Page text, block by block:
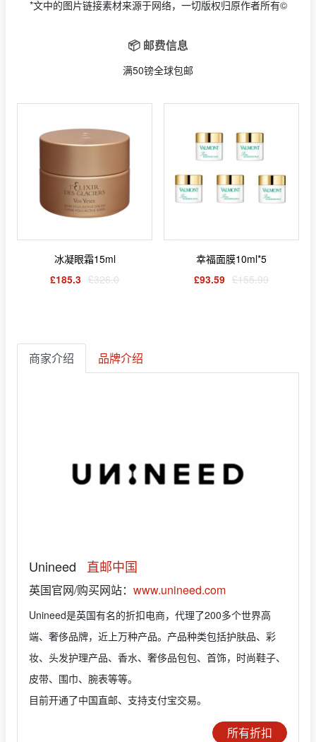
*文中的图片链接素材来源于网络，一切版权归原作者所有©
📦 邮费信息
满50镑全球包邮
冰凝眼霜15ml
£185.3 £326.0
幸福面膜10ml*5
£93.59 £155.99
商家介绍 品牌介绍
Unineed 直邮中国
英国官网/购买网站： www.unineed.com
Unineed是英国有名的折扣电商，代理了200多个世界高
端、奢侈品牌，近上万种产品。产品种类包括护肤品、彩
妆、头发护理产品、香水、奢侈品包包、首饰，时尚鞋子、
皮带、围巾、腕表等等。
目前开通了中国直邮、支持支付宝交易。
所有折扣